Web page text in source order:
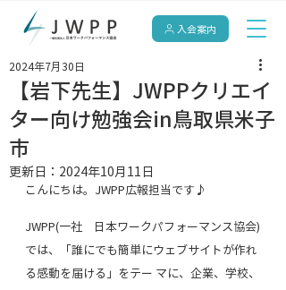
入会案内
【岩下先生】JWPPクリエイ
ター向け勉強会in鳥取県米子
市
2024年7月30日
更新日： 2024年10月11日
こんにちは。JWPP広報担当です♪
JWPP(一社　日本ワークパフォーマンス協会)
では、「誰にでも簡単にウェブサイトが作れ
る感動を届ける」をテー マに、企業、学校、